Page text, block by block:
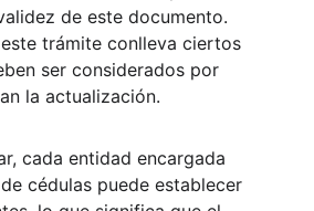
de este documento.
trámite conlleva ciertos
ser considerados por
la actualización.
cada entidad encargada
cédulas puede establecer